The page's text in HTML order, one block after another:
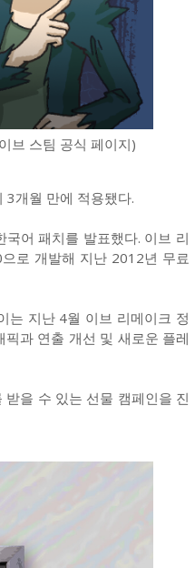
브 스팀 공식 페이지)
3개월 만에 적용됐다.
어 패치를 발표했다. 이브 리
로 개발해 지난 2012년 무료
는 지난 4월 이브 리메이크 정
과 연출 개선 및 새로운 플레
받을 수 있는 선물 캠페인을 진